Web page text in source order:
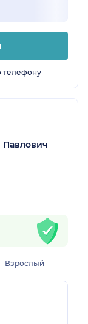
телефону
Взрослый